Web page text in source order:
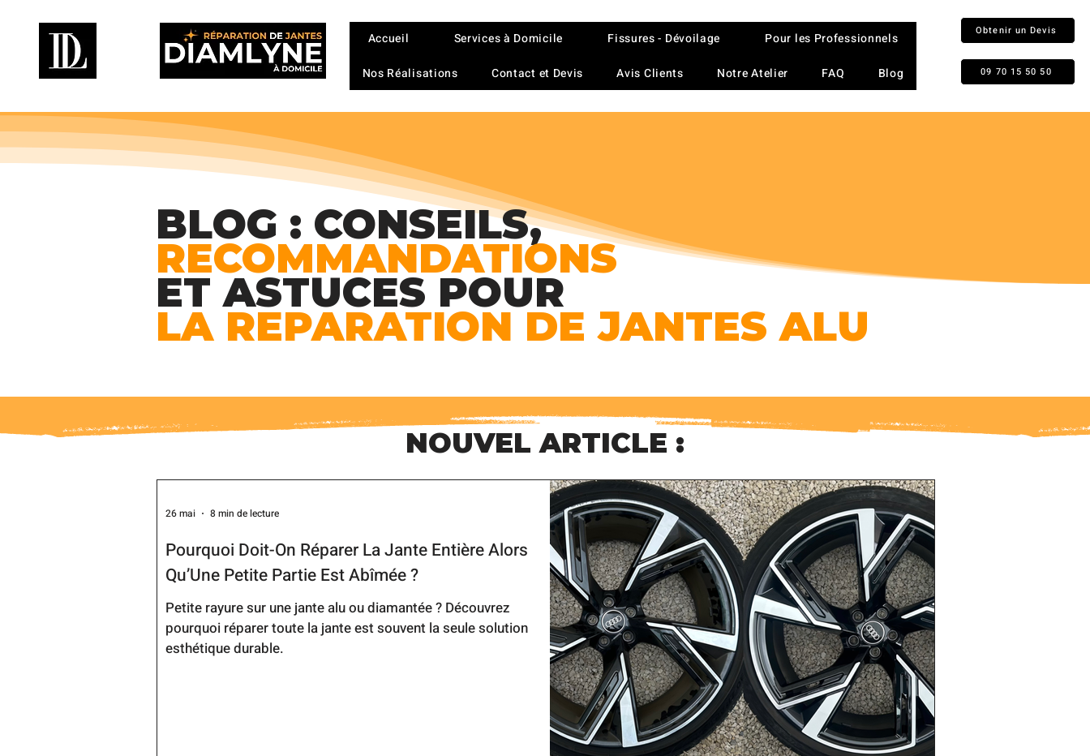
Accueil Services à Domicile Fissures - Dévoilage Pour les Professionnels
Nos Réalisations Contact et Devis Avis Clients Notre Atelier FAQ Blog
Obtenir un Devis
09 70 15 50 50
BLOG : CONSEILS,
RECOMMANDATIONS
ET ASTUCES POUR
LA REPARATION DE JANTES ALU
NOUVEL ARTICLE :
Pourquoi Doit-On Réparer La Jante Entière Alors
Qu’Une Petite Partie Est Abîmée ?
Petite rayure sur une jante alu ou diamantée ? Découvrez
pourquoi réparer toute la jante est souvent la seule solution
esthétique durable.
26 mai 8 min de lecture